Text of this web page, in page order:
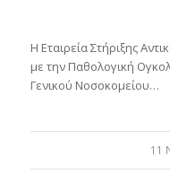
Η Εταιρεία Στήριξης
με την Παθολογική
Γενικού Νοσοκομείου…
11